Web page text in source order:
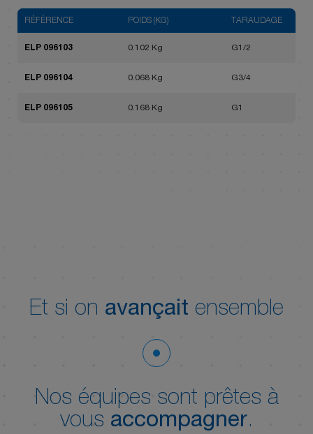
RÉFÉRENCE POIDS (KG) TARAUDAGE
ELP 096103 0.102 Kg G1/2
ELP 096104 0.068 Kg G3/4
ELP 096105 0.168 Kg G1
Et si on avançait ensemble
Nos équipes sont prêtes à
vous accompagner.